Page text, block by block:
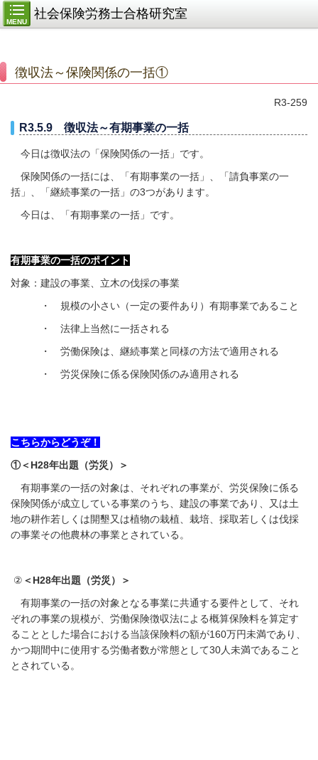
MENU
社会保険労務士合格研究室
徴収法～保険関係の一括①
R3-259
R3.5.9 徴収法～有期事業の一括
今日は徴収法の「保険関係の一括」です。
保険関係の一括には、「有期事業の一括」、「請負事業の一
括」、「継続事業の一括」の3つがあります。
今日は、「有期事業の一括」です。
有期事業の一括のポイント
対象：建設の事業、立木の伐採の事業
・ 規模の小さい（一定の要件あり）有期事業であること
・ 法律上当然に一括される
・ 労働保険は、継続事業と同様の方法で適用される
・ 労災保険に係る保険関係のみ適用される
こちらからどうぞ！
①＜H28年出題（労災）＞
有期事業の一括の対象は、それぞれの事業が、労災保険に係る
保険関係が成立している事業のうち、建設の事業であり、又は土
地の耕作若しくは開墾又は植物の栽植、栽培、採取若しくは伐採
の事業その他農林の事業とされている。
② ＜H28年出題（労災）＞
有期事業の一括の対象となる事業に共通する要件として、それ
ぞれの事業の規模が、労働保険徴収法による概算保険料を算定す
ることとした場合における当該保険料の額が160万円未満であり、
かつ期間中に使用する労働者数が常態として30人未満であること
とされている。